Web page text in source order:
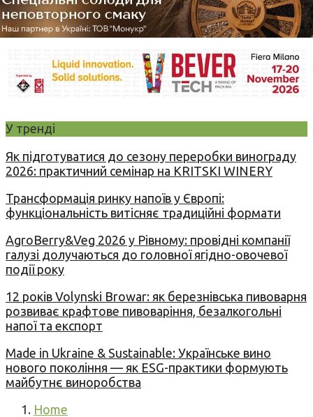
У тренді
Як підготуватися до сезону переробки винограду
2026: практичний семінар на KRITSKI WINERY
Трансформація ринку напоїв у Європі:
функціональність витісняє традиційні формати
AgroBerry&Veg 2026 у Рівному: провідні компанії
галузі долучаються до головної ягідно-овочевої
події року
12 років Volynski Browar: як березнівська пивоварня
розвиває крафтове пивоваріння, безалкогольні
напої та експорт
Made in Ukraine & Sustainable: Українське вино
нового покоління — як ESG-практики формують
майбутнє виноробства
Home